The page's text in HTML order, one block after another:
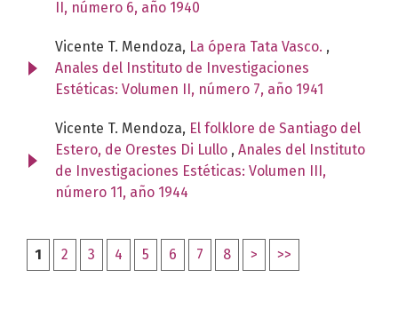
II, número 6, año 1940
Vicente T. Mendoza, La ópera Tata Vasco. ,
Anales del Instituto de Investigaciones
Estéticas: Volumen II, número 7, año 1941
Vicente T. Mendoza, El folklore de Santiago del
Estero, de Orestes Di Lullo , Anales del Instituto
de Investigaciones Estéticas: Volumen III,
número 11, año 1944
1 2 3 4 5 6 7 8 > >>